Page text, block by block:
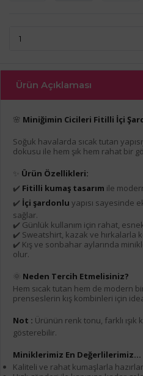
Ürün Açıklaması
🌸 Miniğimin Cicileri Fitilli İçi
Soğuk havalarda sıcak tutan
dokusu ile hem şık hem rahat bir
Ürün Özellikleri:
✔️ Fitilli kumaş tasarım ile
✔️ İçi şardonlu yapısı sayesinde
sağlar.
✔️ Günlük kullanım için rahat,
✔️ Sweatshirt, kazak ve hırkalarla
✔️ Kış ve sonbahar aylarında
olur.
🌞 Neden Tercih Etmelisiniz?
Hem sıcak tutan hem de modern
prenseslerin kış kombinleri için
Not : Ürünün renk tonu, farklı ışık
gösterebilir.
Miniklerimiz En Değerlilerimiz...
Kaliteli ve rahat kumaşlarla